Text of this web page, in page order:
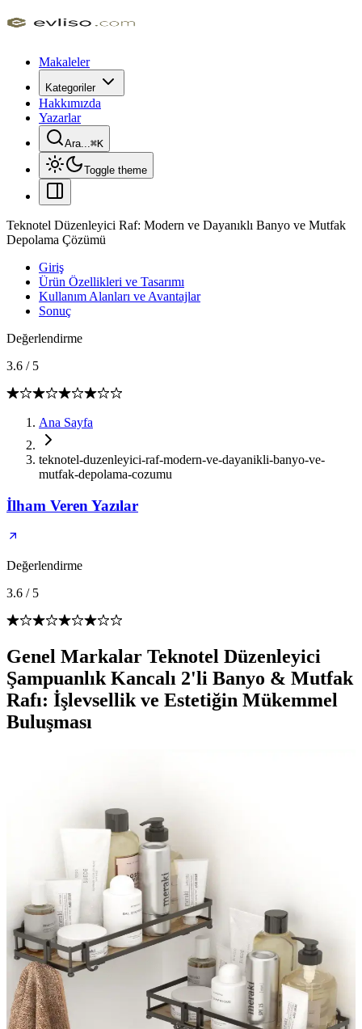
Makaleler
Kategoriler
Hakkımızda
Yazarlar
Ara...⌘K
Toggle theme
Teknotel Düzenleyici Raf: Modern ve Dayanıklı Banyo ve Mutfak
Depolama Çözümü
Giriş
Ürün Özellikleri ve Tasarımı
Kullanım Alanları ve Avantajlar
Sonuç
Değerlendirme
3.6 / 5
Ana Sayfa
teknotel-duzenleyici-raf-modern-ve-dayanikli-banyo-ve-
mutfak-depolama-cozumu
İlham Veren Yazılar
Değerlendirme
3.6 / 5
Genel Markalar Teknotel Düzenleyici
Şampuanlık Kancalı 2'li Banyo & Mutfak
Rafı: İşlevsellik ve Estetiğin Mükemmel
Buluşması